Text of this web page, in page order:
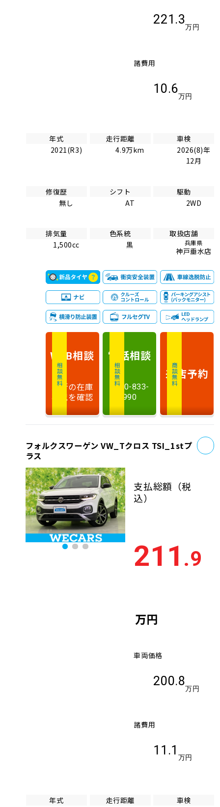
221.3
万円
諸費用
10.6
万円
年式
2021(R3)
走行距離
4.9万km
車検
2026(8)年
12月
修復歴
無し
シフト
AT
駆動
2WD
排気量
1,500cc
色系統
黒
取扱店舗
兵庫県
神戸垂水店
相談無料
WEB相談
最新の在庫
状況を確認
相談無料
電話相談
0120-833-
990
商談無料
来店予約
フォルクスワーゲン VW_Tクロス TSI_1stプ
ラス
支払総額 （税
込）
211 .9
万円
車両価格
200.8
万円
諸費用
11.1
万円
年式
走行距離
車検